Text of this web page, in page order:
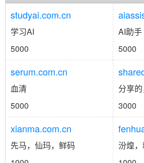
studyai.com.cn
学习AI
5000
AI助手
5000
serum.com.cn
血清
5000
分享
3000
xianma.com.cn
先马，仙玛，鲜码
汾煌